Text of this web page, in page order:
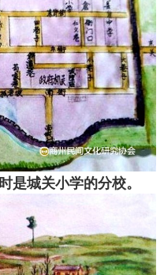
城关小学的分校。